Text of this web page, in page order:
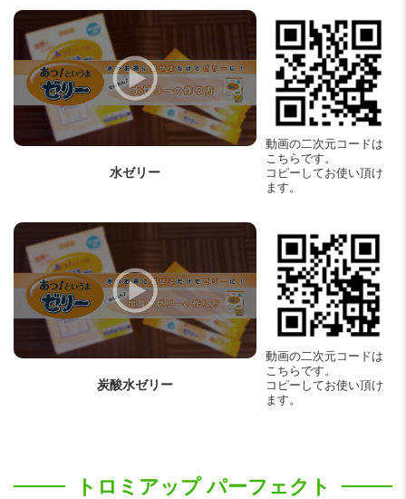
水ゼリー
動画の二次元コードは
こちらです。
コピーしてお使い頂け
ます。
炭酸水ゼリー
動画の二次元コードは
こちらです。
コピーしてお使い頂け
ます。
トロミアップ パーフェクト